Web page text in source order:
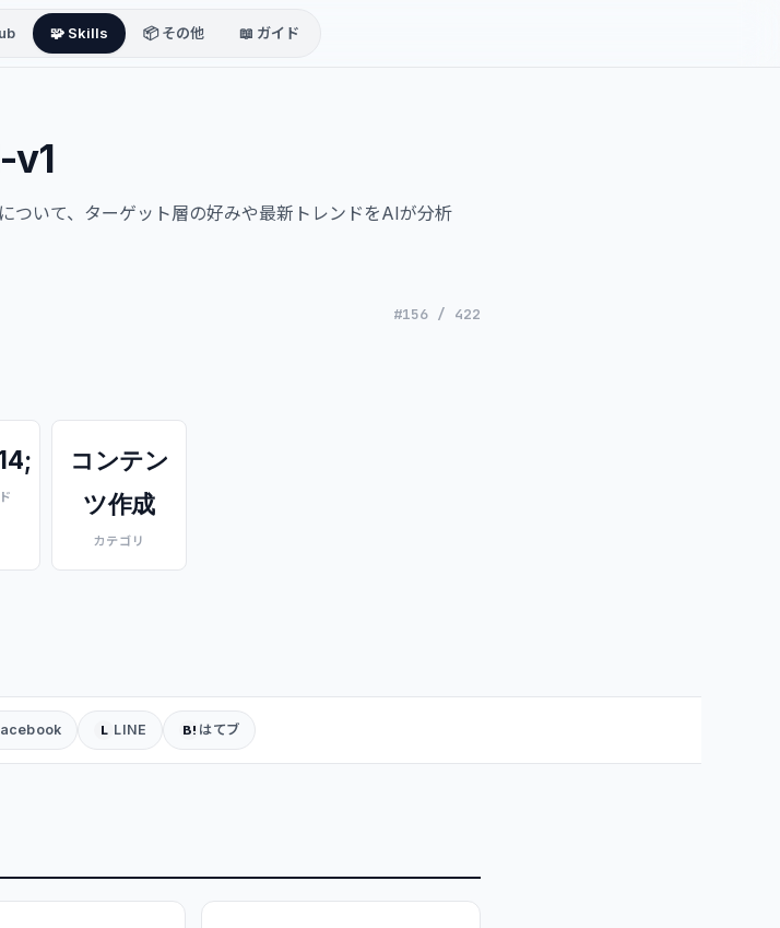
🧩 Skills 📦 その他 📖 ガイド
v1
ついて、ターゲット層の好みや最新トレンドをAIが分析
#156 / 422
コンテン
ツ作成
カテゴリ
L LINE B! はてブ